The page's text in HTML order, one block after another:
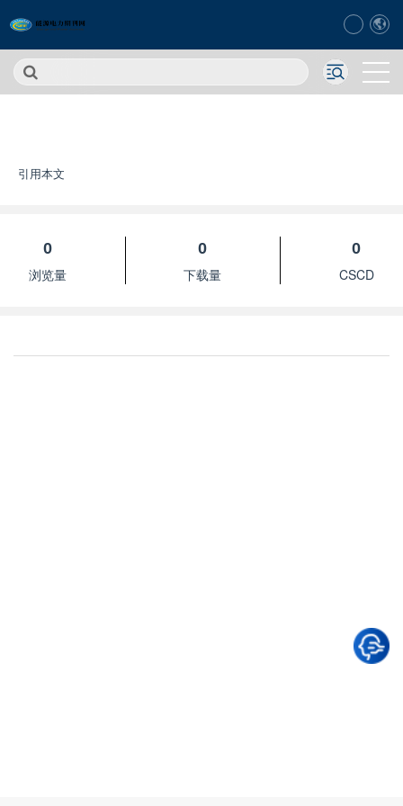
引用本文
0
浏览量
0
下载量
0
CSCD